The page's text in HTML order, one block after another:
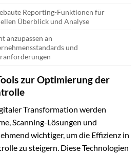
Reporting-Funktionen für
Überblick und Analyse
anzupassen an
und
zur Optimierung der
Transformation werden
Scanning-Lösungen und
wichtiger, um die Effizienz in
zu steigern. Diese Technologien